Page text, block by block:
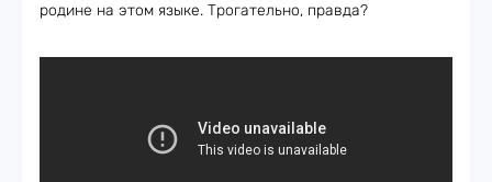
родине на этом языке. Трогательно, правда?